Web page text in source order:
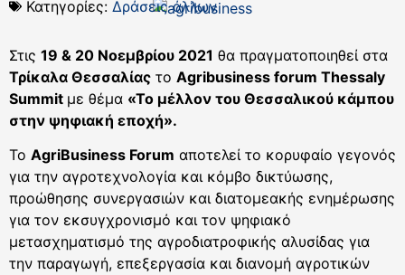
Κατηγορίες: Δράσεις άλλων
Στις 19 & 20 Νοεμβρίου 2021 θα πραγματοποιηθεί στα
Τρίκαλα Θεσσαλίας το Agribusiness forum Thessaly
Summit με θέμα «Το μέλλον του Θεσσαλικού κάμπου
στην ψηφιακή εποχή».
Το AgriBusiness Forum αποτελεί τo κορυφαίo γεγονός
για την αγροτεχνολογία και κόμβο δικτύωσης,
προώθησης συνεργασιών και διατομεακής ενημέρωσης
για τον εκσυγχρονισμό και τον ψηφιακό
μετασχηματισμό της αγροδιατροφικής αλυσίδας για
την παραγωγή, επεξεργασία και διανομή αγροτικών